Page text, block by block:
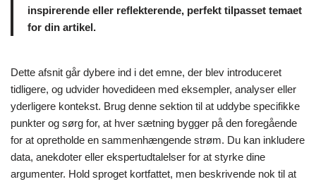
inspirerende eller reflekterende, perfekt tilpasset temaet
for din artikel.
Dette afsnit går dybere ind i det emne, der blev introduceret
tidligere, og udvider hovedideen med eksempler, analyser eller
yderligere kontekst. Brug denne sektion til at uddybe specifikke
punkter og sørg for, at hver sætning bygger på den foregående
for at opretholde en sammenhængende strøm. Du kan inkludere
data, anekdoter eller ekspertudtalelser for at styrke dine
argumenter. Hold sproget kortfattet, men beskrivende nok til at